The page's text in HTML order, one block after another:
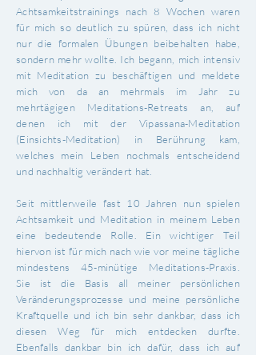
Achtsamkeitstrainings nach 8 Wochen waren
für mich so deutlich zu spüren, dass ich nicht
nur die formalen Übungen beibehalten habe,
sondern mehr wollte. Ich begann, mich intensiv
mit Meditation zu beschäftigen und meldete
mich von da an mehrmals im Jahr zu
mehrtägigen Meditations-Retreats an, auf
denen ich mit der Vipassana-Meditation
(Einsichts-Meditation) in Berührung kam,
welches mein Leben nochmals entscheidend
und nachhaltig verändert hat.
Seit mittlerweile fast 10 Jahren nun spielen
Achtsamkeit und Meditation in meinem Leben
eine bedeutende Rolle. Ein wichtiger Teil
hiervon ist für mich nach wie vor meine tägliche
mindestens 45-minütige Meditations-Praxis.
Sie ist die Basis all meiner persönlichen
Veränderungsprozesse und meine persönliche
Kraftquelle und ich bin sehr dankbar, dass ich
diesen Weg für mich entdecken durfte.
Ebenfalls dankbar bin ich dafür, dass ich auf